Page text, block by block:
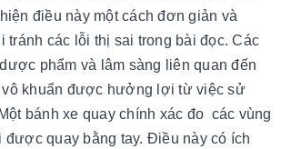
điều này một cách đơn giản và
tránh các lỗi thị sai trong bài đọc. Các
phẩm và lâm sàng liên quan đến
vô khuẩn được hưởng lợi từ việc sử
bánh xe quay chính xác đo các vùng
được quay bằng tay. Điều này có ích